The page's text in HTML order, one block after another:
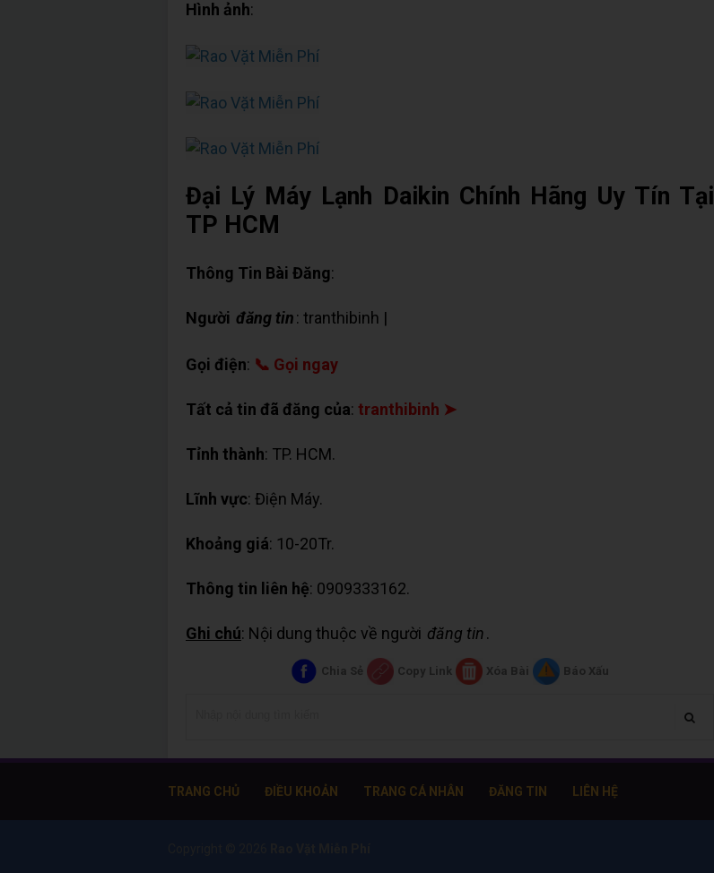
Hình ảnh:
Đại Lý Máy Lạnh Daikin Chính Hãng Uy Tín Tại
TP HCM
Thông Tin Bài Đăng:
Người đăng tin: tranthibinh |
Gọi điện: 📞 Gọi ngay
Tất cả tin đã đăng của: tranthibinh ➤
Tỉnh thành: TP. HCM.
Lĩnh vực: Điện Máy.
Khoảng giá: 10-20Tr.
Thông tin liên hệ: 0909333162.
Ghi chú: Nội dung thuộc về người đăng tin.
Chia Sẻ Copy Link Xóa Bài Báo Xấu
TRANG CHỦ ĐIỀU KHOẢN TRANG CÁ NHÂN ĐĂNG TIN LIÊN HỆ